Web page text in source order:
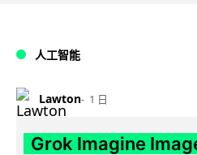
人工智能
Lawton 1 日
Grok Imagine